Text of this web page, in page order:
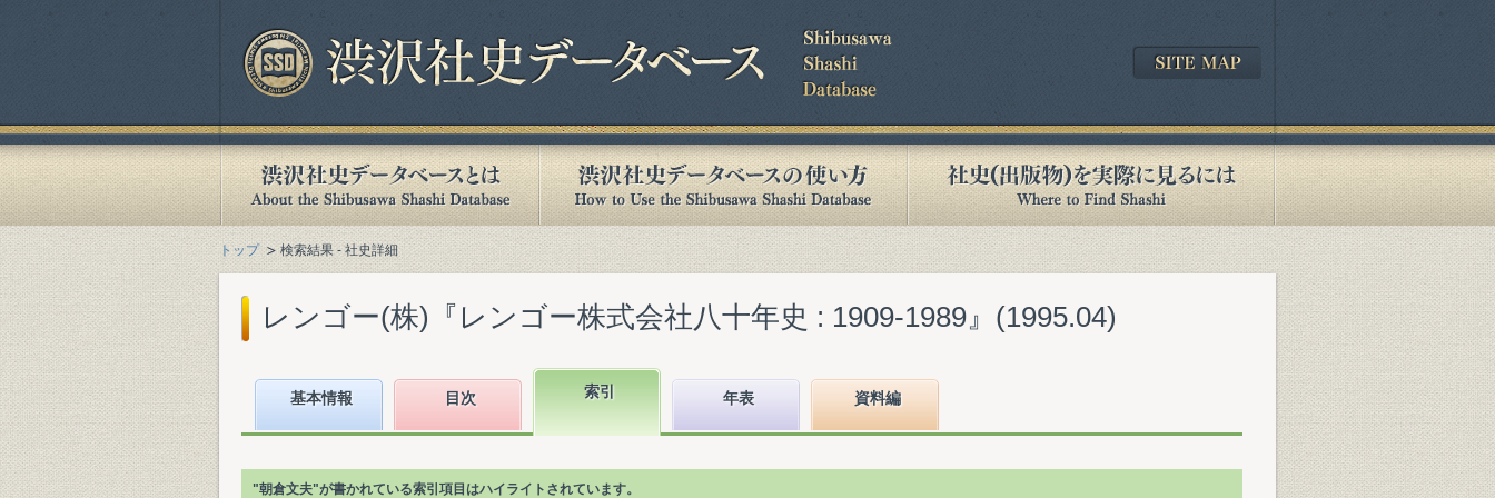
トップ 検索結果 - 社史詳細
レンゴー(株)『レンゴー株式会社八十年史 : 1909-1989』(1995.04)
基本情報 目次 索引 年表 資料編
"朝倉文夫"が書かれている索引項目はハイライトされています。